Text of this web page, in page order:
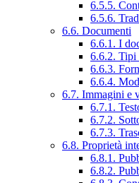
6.5.5.
6.5.6.
6.6. Documenti
6.6.1. I
6.6.2. Tipi
6.6.3.
6.6.4.
6.7. Immagini e
6.7.1.
6.7.2.
6.7.3.
6.8. Proprietà
6.8.1.
6.8.2.